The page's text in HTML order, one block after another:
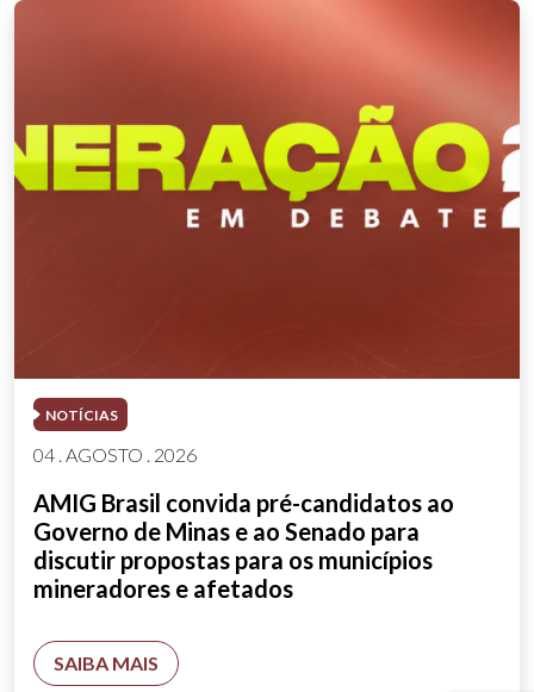
NOTÍCIAS
04 . AGOSTO . 2026
AMIG Brasil convida pré-candidatos ao
Governo de Minas e ao Senado para
discutir propostas para os municípios
mineradores e afetados
SAIBA MAIS